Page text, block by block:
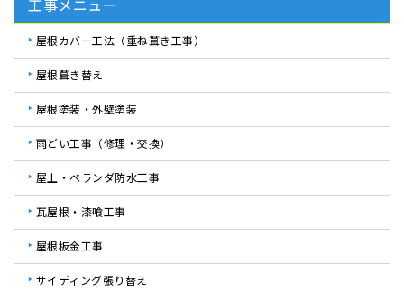
工事メニュー
屋根カバー工法（重ね葺き工事）
屋根葺き替え
屋根塗装・外壁塗装
雨どい工事（修理・交換）
屋上・ベランダ防水工事
瓦屋根・漆喰工事
屋根板金工事
サイディング張り替え